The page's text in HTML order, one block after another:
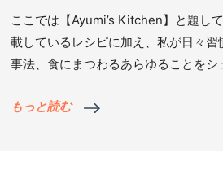
ここでは【Ayumi’s Kitchen】と題し
載しているレシピに加え、私が日々
事法、食にまつわるあらゆることをシ
もっと読む